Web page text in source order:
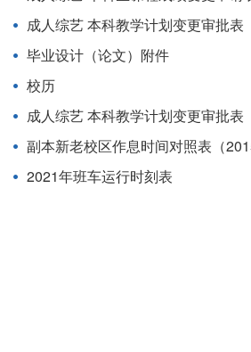
成人综艺 本科教学计划变更审批表
毕业设计（论文）附件
校历
成人综艺 本科教学计划变更审批表
2021年班车运行时刻表